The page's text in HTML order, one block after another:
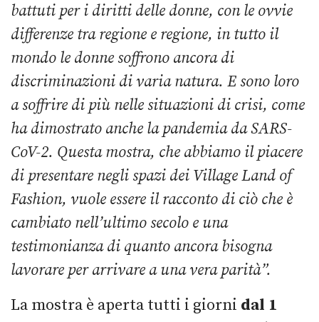
battuti per i diritti delle donne, con le ovvie
differenze tra regione e regione, in tutto il
mondo le donne soffrono ancora di
discriminazioni di varia natura. E sono loro
a soffrire di più nelle situazioni di crisi, come
ha dimostrato anche la pandemia da SARS-
CoV-2. Questa mostra, che abbiamo il piacere
di presentare negli spazi dei Village Land of
Fashion, vuole essere il racconto di ciò che è
cambiato nell’ultimo secolo e una
testimonianza di quanto ancora bisogna
lavorare per arrivare a una vera parità”.
La mostra è aperta tutti i giorni dal 1